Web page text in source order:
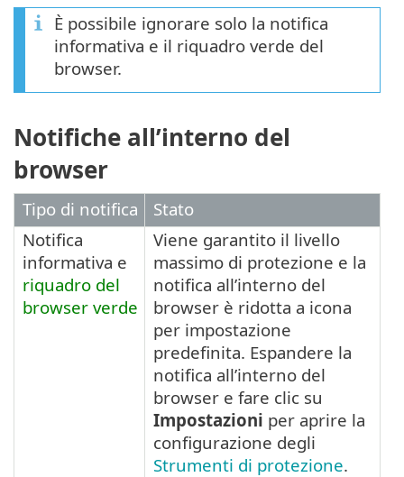
È possibile ignorare solo la notifica
informativa e il riquadro verde del
browser.
Notifiche all’interno del
browser
Tipo di notifica
Stato
Notifica
informativa e
riquadro del
browser verde
Viene garantito il livello
massimo di protezione e la
notifica all’interno del
browser è ridotta a icona
per impostazione
predefinita. Espandere la
notifica all’interno del
browser e fare clic su
Impostazioni per aprire la
configurazione degli
Strumenti di protezione.